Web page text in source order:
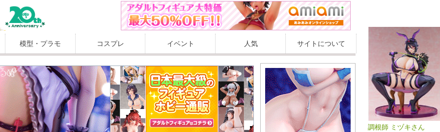
調根師 ミヅキさん
模型・プラモ コスプレ イベント 人気 サイトについて